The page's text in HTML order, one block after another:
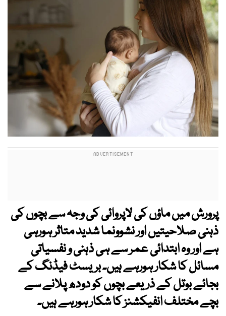
پرورش میں ماؤں کی لاپروائی کی وجہ سے بچوں کی
ذہنی صلاحیتیں اور نشوونما شدید متاثر ہورہی
ہے اور وہ ابتدائی عمر سے ہی ذہنی و نفسیاتی
مسائل کا شکار ہورہے ہیں۔ بریسٹ فیڈنگ کے
بجائے بوتل کے ذریعے بچوں کو دودھ پلانے سے
بچے مختلف انفیکشنز کا شکار ہورہے ہیں۔